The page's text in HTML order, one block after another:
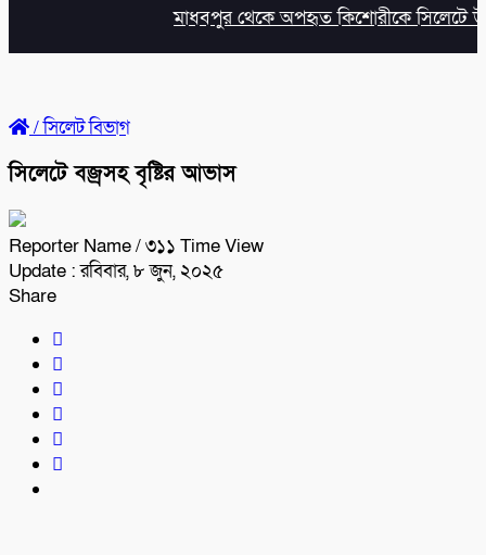
মাধবপুর থেকে অপহৃত কিশোরীকে সিলেটে
/সিলেট বিভাগ
সিলেটে বজ্রসহ বৃষ্টির আভাস
Reporter Name/ ৩১১ Time View
Update : রবিবার, ৮ জুন, ২০২৫
Share